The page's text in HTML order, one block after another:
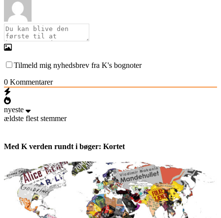
Tilmeld mig nyhedsbrev fra K's bognoter
0 Kommentarer
nyeste
ældste flest stemmer
Med K verden rundt i bøger: Kortet